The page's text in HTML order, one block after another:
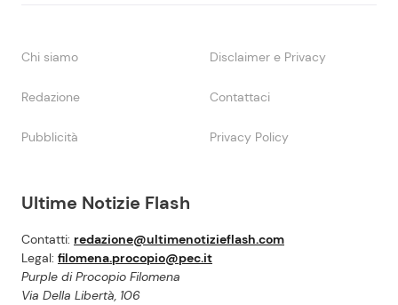
Ultime Notizie Flash
Contatti: redazione@ultimenotizieflash.com
Legal: filomena.procopio@pec.it
Purple di Procopio Filomena
Via Della Libertà, 106
Chi siamo Disclaimer e Privacy
Redazione Contattaci
Pubblicità Privacy Policy